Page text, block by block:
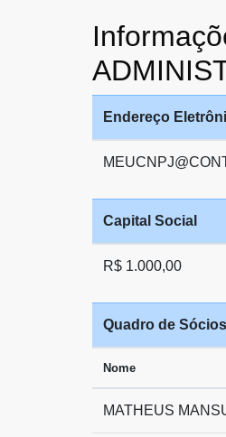
Endereço
Capital Social
R$ 1.000,00
Quadro de
Nome
MATHEUS